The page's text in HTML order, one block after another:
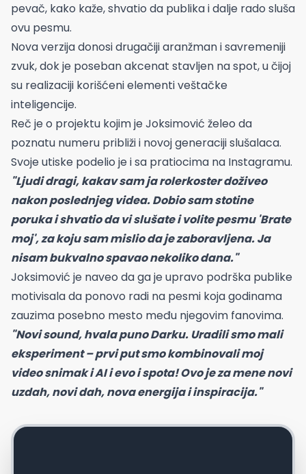
pevač, kako kaže, shvatio da publika i dalje rado sluša
ovu pesmu.
Nova verzija donosi drugačiji aranžman i savremeniji
zvuk, dok je poseban akcenat stavljen na spot, u čijoj
su realizaciji korišćeni elementi veštačke
inteligencije.
Reč je o projektu kojim je Joksimović želeo da
poznatu numeru približi i novoj generaciji slušalaca.
Svoje utiske podelio je i sa pratiocima na Instagramu.
"Ljudi dragi, kakav sam ja rolerkoster doživeo
nakon poslednjeg videa. Dobio sam stotine
poruka i shvatio da vi slušate i volite pesmu 'Brate
moj', za koju sam mislio da je zaboravljena. Ja
nisam bukvalno spavao nekoliko dana."
Joksimović je naveo da ga je upravo podrška publike
motivisala da ponovo radi na pesmi koja godinama
zauzima posebno mesto među njegovim fanovima.
"Novi sound, hvala puno Darku. Uradili smo mali
eksperiment – prvi put smo kombinovali moj
video snimak i AI i evo i spota! Ovo je za mene novi
uzdah, novi dah, nova energija i inspiracija."